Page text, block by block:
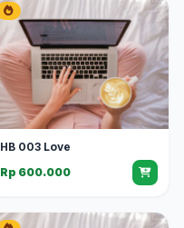
HB 003 Love
Rp 600.000